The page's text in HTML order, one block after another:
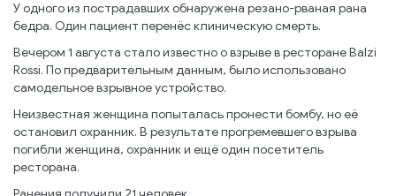
У одного из пострадавших обнаружена резано-рваная рана
бедра. Один пациент перенёс клиническую смерть.
Вечером 1 августа стало известно о взрыве в ресторане Balzi
Rossi. По предварительным данным, было использовано
самодельное взрывное устройство.
Неизвестная женщина попыталась пронести бомбу, но её
остановил охранник. В результате прогремевшего взрыва
погибли женщина, охранник и ещё один посетитель
ресторана.